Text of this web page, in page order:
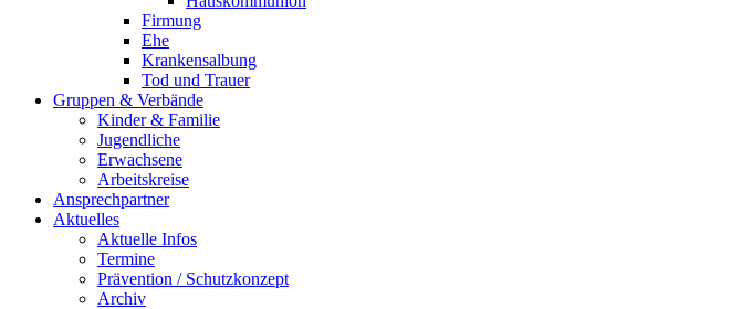
Firmung
Ehe
Krankensalbung
Tod und Trauer
Gruppen & Verbände
Kinder & Familie
Jugendliche
Erwachsene
Arbeitskreise
Ansprechpartner
Aktuelles
Aktuelle Infos
Termine
Prävention / Schutzkonzept
Archiv